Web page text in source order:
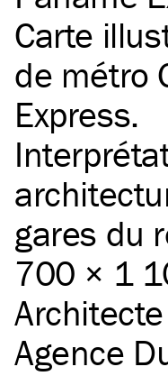
Carte
de métro
Express.
gares du
700 × 1
Agence